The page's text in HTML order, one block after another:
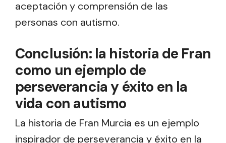
aceptación y comprensión de las
personas con autismo.
Conclusión: la historia de Fran
como un ejemplo de
perseverancia y éxito en la
vida con autismo
La historia de Fran Murcia es un ejemplo
inspirador de perseverancia y éxito en la